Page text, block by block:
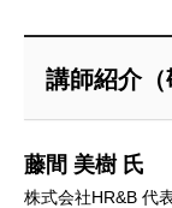
講師紹介（
藤間 美樹 氏
株式会社HR&B 代